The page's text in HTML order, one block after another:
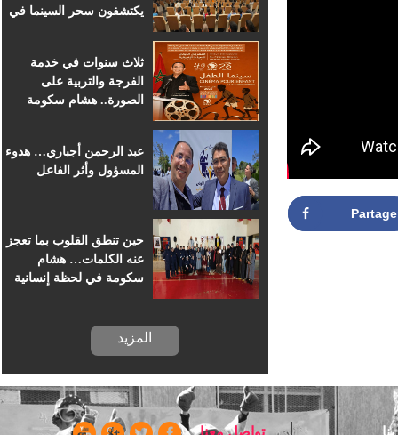
يكتشفون سحر السينما في
ثلاث سنوات في خدمة
الفرجة والتربية على
الصورة.. هشام سكومة
عبد الرحمن أجباري… هدوء
المسؤول وأثر الفاعل
حين تنطق القلوب بما تعجز
عنه الكلمات… هشام
سكومة في لحظة إنسانية
المزيد
تواصل معنا